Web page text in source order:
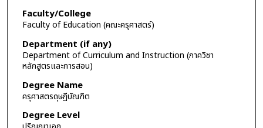
Faculty/College
Faculty of Education (คณะครุศาสตร์)
Department (if any)
Department of Curriculum and Instruction (ภาควิชา
หลักสูตรและการสอน)
Degree Name
ครุศาสตรดุษฎีบัณฑิต
Degree Level